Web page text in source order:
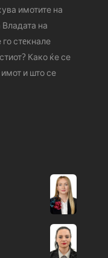
имотите на
на
стeкнале
Како ќе се
и што се